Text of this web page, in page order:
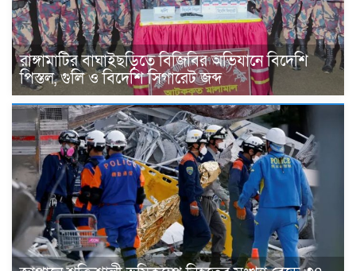
রাঙ্গামাটির বাঘাইছড়িতে বিজিবির অভিযানে বিদেশি
পিস্তল, গুলি ও বিদেশি সিগারেট জব্দ